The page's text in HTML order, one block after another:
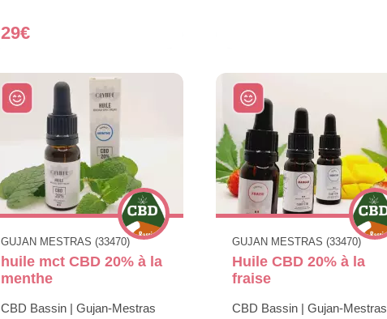
29€
GUJAN MESTRAS (33470)
huile mct CBD 20% à la
menthe
CBD Bassin | Gujan-Mestras
GUJAN MESTRAS (33470)
Huile CBD 20% à la
fraise
CBD Bassin | Gujan-Mestras